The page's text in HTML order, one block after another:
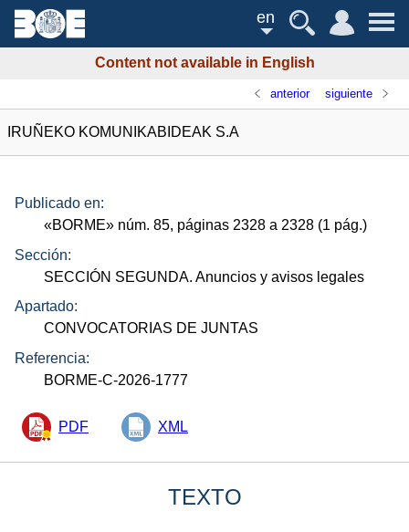
en
Content not available in English
anterior siguiente
IRUÑEKO KOMUNIKABIDEAK S.A
Publicado en:
«BORME» núm. 85, páginas 2328 a 2328 (1 pág.)
Sección:
SECCIÓN SEGUNDA. Anuncios y avisos legales
Apartado:
CONVOCATORIAS DE JUNTAS
Referencia:
BORME-C-2026-1777
PDF XML
TEXTO